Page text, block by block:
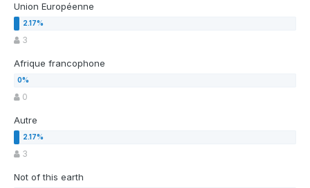
Union Européenne
3
Afrique francophone
0
Autre
3
Not of this earth